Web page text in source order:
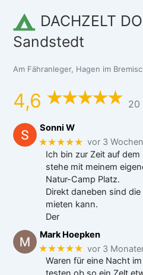
DACHZELT
Sandstedt
Am Fähranleger, Hagen im
4,6 20
Sonni W
★★★★★ vor 3 Wochen
Ich bin zur Zeit auf
stehe mit meinem
Natur-Camp Platz.
Direkt daneben sind
mieten kann.
Der
Mark Hoepken
★★★★★ vor 3
Waren für eine Nacht